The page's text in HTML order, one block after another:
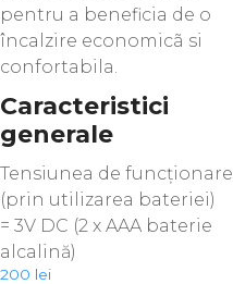
pentru a beneficia de o
încalzire economicã si
confortabila.
Caracteristici
generale
Tensiunea de funcționare
(prin utilizarea bateriei)
= 3V DC (2 x AAA baterie
alcalină)
200 lei